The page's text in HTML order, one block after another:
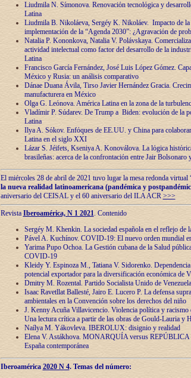
Liudmila N. Símonova. Renovaciόn tecnolόgica y
Latina
Liudmila B. Nikoláeva, Sergéy K. Nikoláev. Impacto de la
implementaciόn de la “Agenda 2030”: ¿Agravaciόn de
Natalia P. Kononkova, Natalia V. Polávskaya.
actividad intelectual como factor del desarrollo de la
Latina
Francisco García Fernández, José Luis López Gómez.
México y Rusia: un análisis comparativo
Dánae Duana Ávila, Tirso Javier Hernández Gracia.
manufacturera en México
Olga G. Leόnova. América Latina en la zona de la
Vladímir P. Súdarev. De Trump a Biden: evoluciόn de la
Latina
Ilya A. Sόkov. Enfόques de EE.UU. y China para
Latina en el siglo XXI
Lázar S. Jéifets, Kseniya A. Konoválova. La lόgica
brasileñas: acerca de la confrontaciόn entre Jair Bolsonaro
El miércoles 28 de abril de 2021 tuvo lugar la mesa redonda virtual
la nueva realidad latinoamericana (pandémica y
aniversario del CEISAL y el 60 aniversario del ILA ACR >>>
Revista Iberoamérica, N 1 2021. Contenido
Sergéy M. Khenkin. La sociedad española en el reflejo de
Pável A. Kuchínov. COVID-19: El nuevo orden mundial
Yarima Pupo Ochoa. La Gestión cubana de la Salud
COVID-19
Kleidy Y. Espinoza M., Tatiana V. Sidorenko.
potencial exportador para la diversificación económica de
Dmitry M. Rozental. Partido Socialista Unido de
Isaac Ravetllat Ballesté, Jairo E. Lucero P. La defensa
ambientales en la Convención sobre los derechos del niño
J. Kenny Acuña Villavicencio. Violencia política y racismo
Una lectura crítica a partir de las obras de Gould-Lauria y
Naílya M. Yákovleva. IBEROLUX: disignio y realidad
Elena V. Astákhova. MONARQUÍA versus REPÚBLICA
España contemporánea
Iberoamérica 2020 N 4. Temas del número: